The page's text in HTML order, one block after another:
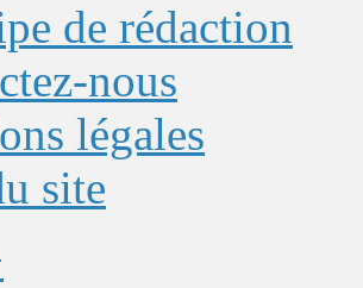
de rédaction
nous
légales
site